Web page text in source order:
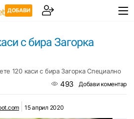
ДОБАВИ
с бира Загорка
120 каси с бира Загорка Специално
493 Добави коментар
15 април 2020